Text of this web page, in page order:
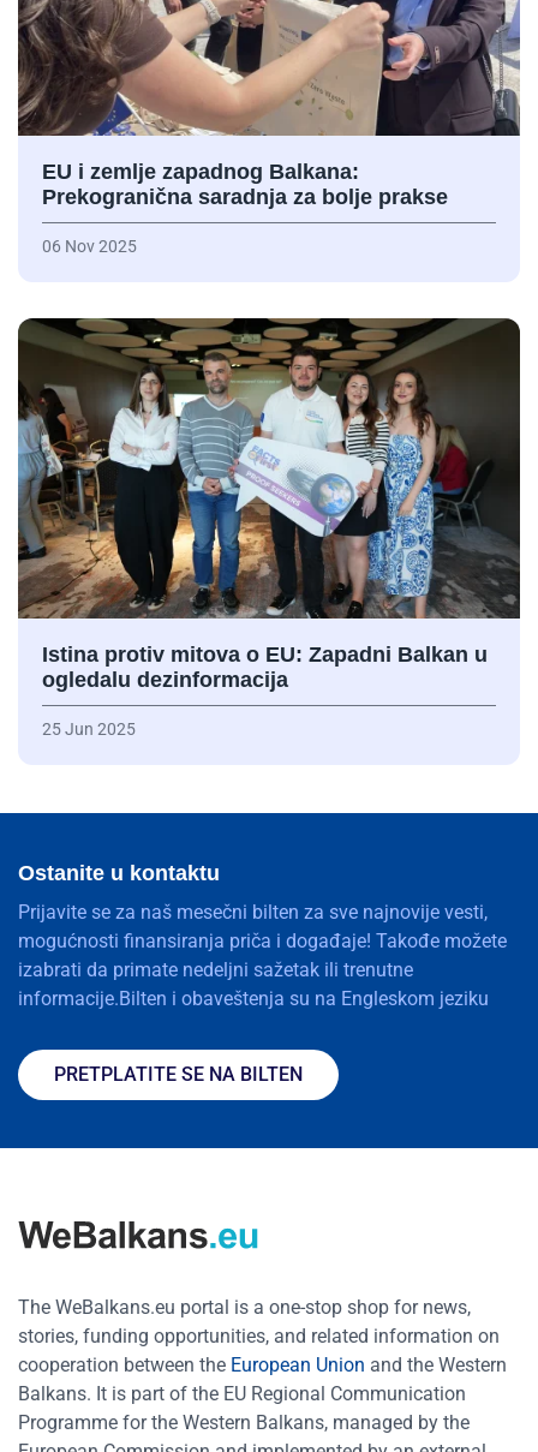
EU i zemlje zapadnog Balkana:
Prekogranična saradnja za bolje prakse
06 Nov 2025
Istina protiv mitova o EU: Zapadni Balkan u
ogledalu dezinformacija
25 Jun 2025
Ostanite u kontaktu
Prijavite se za naš mesečni bilten za sve najnovije vesti,
mogućnosti finansiranja priča i događaje! Takođe možete
izabrati da primate nedeljni sažetak ili trenutne
informacije.Bilten i obaveštenja su na Engleskom jeziku
PRETPLATITE SE NA BILTEN
The WeBalkans.eu portal is a one-stop shop for news,
stories, funding opportunities, and related information on
cooperation between the European Union and the Western
Balkans. It is part of the EU Regional Communication
Programme for the Western Balkans, managed by the